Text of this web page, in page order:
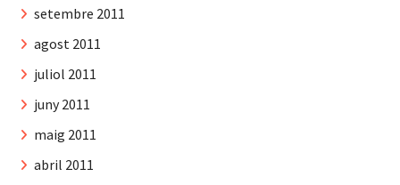
setembre 2011
agost 2011
juliol 2011
juny 2011
maig 2011
abril 2011